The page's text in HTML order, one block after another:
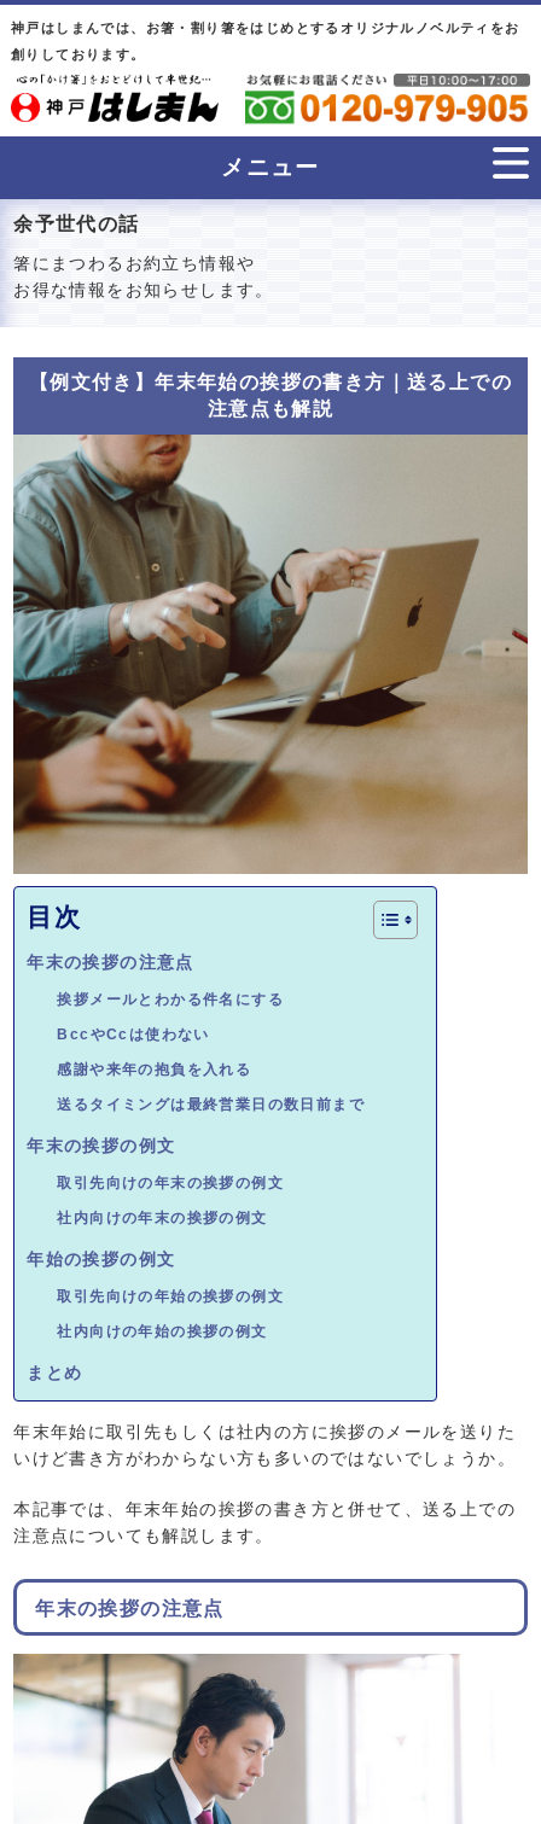
神戸はしまんでは、お箸・割り箸をはじめとするオリジナルノベルティをお
創りしております。
メニュー
余予世代の話
箸にまつわるお約立ち情報や
お得な情報をお知らせします。
【例文付き】年末年始の挨拶の書き方｜送る上での
注意点も解説
目次
年末の挨拶の注意点
挨拶メールとわかる件名にする
BccやCcは使わない
感謝や来年の抱負を入れる
送るタイミングは最終営業日の数日前まで
年末の挨拶の例文
取引先向けの年末の挨拶の例文
社内向けの年末の挨拶の例文
年始の挨拶の例文
取引先向けの年始の挨拶の例文
社内向けの年始の挨拶の例文
まとめ
年末年始に取引先もしくは社内の方に挨拶のメールを送りた
いけど書き方がわからない方も多いのではないでしょうか。
本記事では、年末年始の挨拶の書き方と併せて、送る上での
注意点についても解説します。
年末の挨拶の注意点